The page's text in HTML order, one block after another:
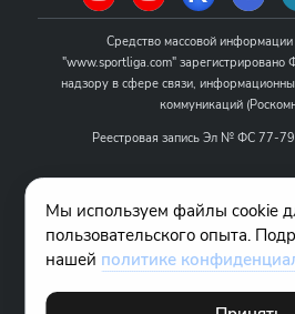
Средство массовой информации
"www.sportliga.com" зарегистрировано
надзору в сфере связи,
коммуникаций
Реестровая запись Эл № ФС 77-
Название -
Учредитель СМИ сетевого издания
О.Н.
Главный редактор СМИ сетевого
Хаимов Д.И.
Мы используем файлы cookie
пользовательского опыта.
нашей политике